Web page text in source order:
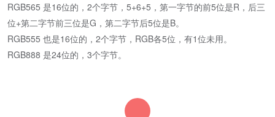
RGB565 是16位的，2个字节，5+6+5，第一字节的前5位是R，后三
位+第二字节前三位是G，第二字节后5位是B。
RGB555 也是16位的，2个字节，RGB各5位，有1位未用。
RGB888 是24位的，3个字节。